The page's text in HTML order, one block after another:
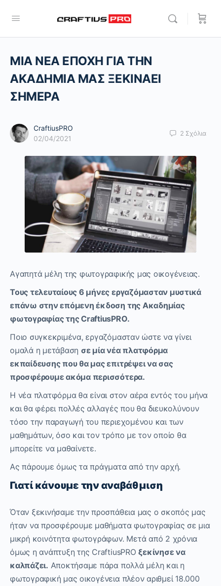
ΜΙΑ ΝΕΑ ΕΠΟΧΗ ΓΙΑ ΤΗΝ
ΑΚΑΔΗΜΙΑ ΜΑΣ ΞΕΚΙΝΑΕΙ
ΣΗΜΕΡΑ
CraftiusPRO
02/04/2021
2 Σχόλια
Αγαπητά μέλη της φωτογραφικής μας οικογένειας.
Τους τελευταίους 6 μήνες εργαζόμασταν μυστικά
επάνω στην επόμενη έκδοση της Ακαδημίας
φωτογραφίας της CraftiusPRO.
Ποιο συγκεκριμένα, εργαζόμασταν ώστε να γίνει
ομαλά η μετάβαση σε μία νέα πλατφόρμα
εκπαίδευσης που θα μας επιτρέψει να σας
προσφέρουμε ακόμα περισσότερα.
Η νέα πλατφόρμα θα είναι στον αέρα εντός του μήνα
και θα φέρει πολλές αλλαγές που θα διευκολύνουν
τόσο την παραγωγή του περιεχομένου και των
μαθημάτων, όσο και τον τρόπο με τον οποίο θα
μπορείτε να μαθαίνετε.
Ας πάρουμε όμως τα πράγματα από την αρχή.
Γιατί κάνουμε την αναβάθμιση
Όταν ξεκινήσαμε την προσπάθεια μας ο σκοπός μας
ήταν να προσφέρουμε μαθήματα φωτογραφίας σε μια
μικρή κοινότητα φωτογράφων. Μετά από 2 χρόνια
όμως η ανάπτυξη της CraftiusPRO ξεκίνησε να
καλπάζει. Αποκτήσαμε πάρα πολλά μέλη και η
φωτογραφική μας οικογένεια πλέον αριθμεί 18.000